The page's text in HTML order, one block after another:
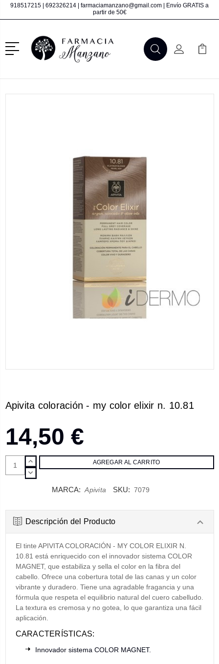
918517215 692326214 farmaciamanzano@gmail.com | Envío GRATIS a
partir de 50€
Menú
BuscarMi Cuenta
Mi
Apivita coloración - my color elixir n. 10.81
14,50 €
AUMENTAR
CANTIDAD:
DISMINUIR
MARCA: Apivita SKU: 7079
Descripción del Producto
El tinte APIVITA COLORACIÓN - MY COLOR ELIXIR N.
10.81 está enriquecido con el innovador sistema COLOR
MAGNET, que estabiliza y sella el color en la fibra del
cabello. Ofrece una cobertura total de las canas y un color
vibrante y duradero. Tiene una agradable fragancia y una
fórmula que respeta el equilibrio natural del cuero cabelludo.
La textura es cremosa y no gotea, lo que garantiza una fácil
aplicación.
CARACTERÍSTICAS:
Innovador sistema COLOR MAGNET.